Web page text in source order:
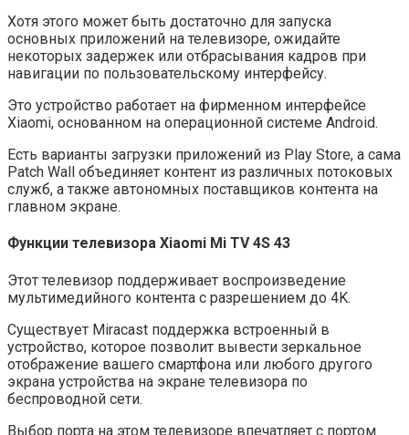
Хотя этого может быть достаточно для запуска
основных приложений на телевизоре, ожидайте
некоторых задержек или отбрасывания кадров при
навигации по пользовательскому интерфейсу.
Это устройство работает на фирменном интерфейсе
Xiaomi, основанном на операционной системе Android.
Есть варианты загрузки приложений из Play Store, а сама
Patch Wall объединяет контент из различных потоковых
служб, а также автономных поставщиков контента на
главном экране.
Функции телевизора Xiaomi Mi TV 4S 43
Этот телевизор поддерживает воспроизведение
мультимедийного контента с разрешением до 4K.
Существует Miracast поддержка встроенный в
устройство, которое позволит вывести зеркальное
отображение вашего смартфона или любого другого
экрана устройства на экране телевизора по
беспроводной сети.
Выбор порта на этом телевизоре впечатляет с портом